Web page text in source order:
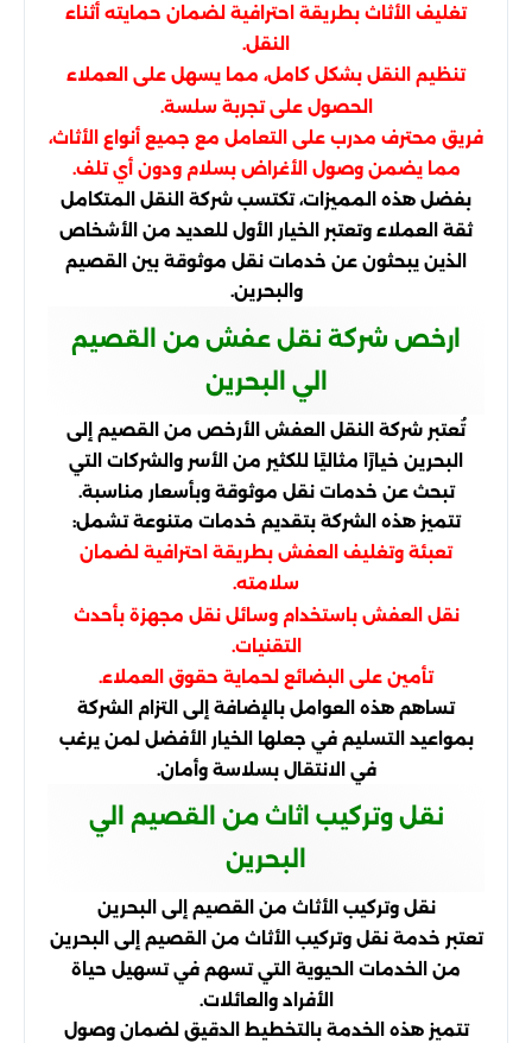
تغليف الأثاث بطريقة احترافية لضمان حمايته أثناء
النقل.
تنظيم النقل بشكل كامل، مما يسهل على العملاء
الحصول على تجربة سلسة.
فريق محترف مدرب على التعامل مع جميع أنواع الأثاث،
مما يضمن وصول الأغراض بسلام ودون أي تلف.
بفضل هذه المميزات، تكتسب شركة النقل المتكامل
ثقة العملاء وتعتبر الخيار الأول للعديد من الأشخاص
الذين يبحثون عن خدمات نقل موثوقة بين القصيم
والبحرين.
ارخص شركة نقل عفش من القصيم
الي البحرين
تُعتبر شركة النقل العفش الأرخص من القصيم إلى
البحرين خيارًا مثاليًا للكثير من الأسر والشركات التي
تبحث عن خدمات نقل موثوقة وبأسعار مناسبة.
تتميز هذه الشركة بتقديم خدمات متنوعة تشمل:
تعبئة وتغليف العفش بطريقة احترافية لضمان
سلامته.
نقل العفش باستخدام وسائل نقل مجهزة بأحدث
التقنيات.
تأمين على البضائع لحماية حقوق العملاء.
تساهم هذه العوامل بالإضافة إلى التزام الشركة
بمواعيد التسليم في جعلها الخيار الأفضل لمن يرغب
في الانتقال بسلاسة وأمان.
نقل وتركيب اثاث من القصيم الي
البحرين
نقل وتركيب الأثاث من القصيم إلى البحرين
تعتبر خدمة نقل وتركيب الأثاث من القصيم إلى البحرين
من الخدمات الحيوية التي تسهم في تسهيل حياة
الأفراد والعائلات.
تتميز هذه الخدمة بالتخطيط الدقيق لضمان وصول